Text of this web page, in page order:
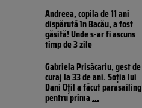
Andreea, copila de 11 ani
dispărută în Bacău, a fost
găsită! Unde s-ar fi ascuns
timp de 3 zile
Gabriela Prisăcariu, gest de
curaj la 33 de ani. Soția lui
Dani Oțil a făcut parasailing
pentru prima...